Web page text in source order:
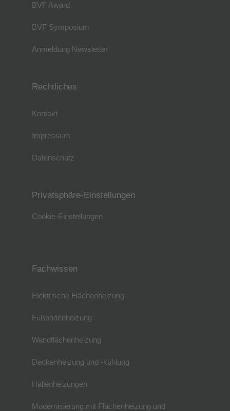
BVF Award
BVF Symposium
Anmeldung Newsletter
Rechtliches
Kontakt
Impressum
Datenschutz
Privatsphäre-Einstellungen
Cookie-Einstellungen
Fachwissen
Elektrische Flächenheizung
Fußbodenheizung
Wandflächenheizung
Deckenheizung und -kühlung
Hallenheizungen
Modernisierung mit Flächenheizung und